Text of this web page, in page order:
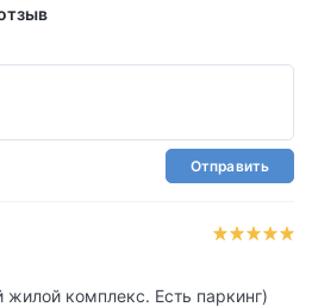
Отправить
комплекс. Есть паркинг)